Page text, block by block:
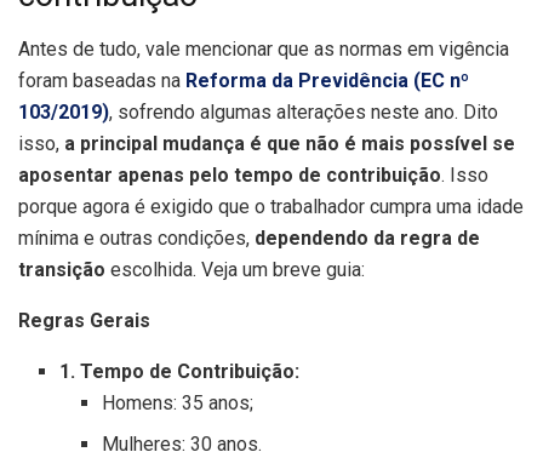
Antes de tudo, vale mencionar que as normas em vigência
foram baseadas na Reforma da Previdência (EC nº
103/2019), sofrendo algumas alterações neste ano. Dito
isso, a principal mudança é que não é mais possível se
aposentar apenas pelo tempo de contribuição. Isso
porque agora é exigido que o trabalhador cumpra uma idade
mínima e outras condições, dependendo da regra de
transição escolhida. Veja um breve guia:
Regras Gerais
1. Tempo de Contribuição:
Homens: 35 anos;
Mulheres: 30 anos.